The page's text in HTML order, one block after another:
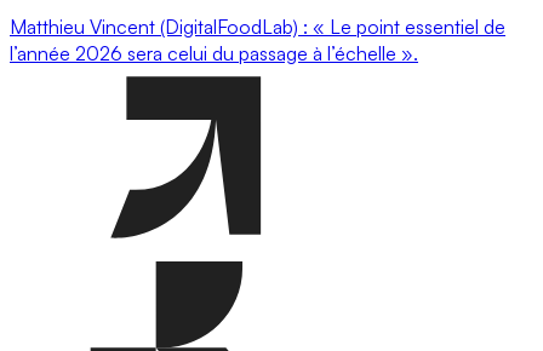
Matthieu Vincent (DigitalFoodLab) : « Le point essentiel de
l’année 2026 sera celui du passage à l’échelle ».